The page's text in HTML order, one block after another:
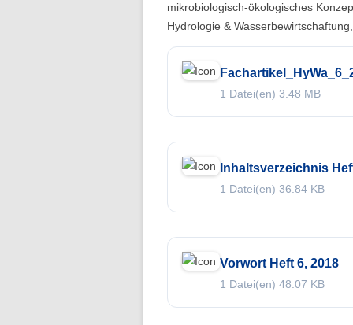
Folge 9 – Internationale Kommission
Folge 8 – Oeschger-Zentrum für
Folge 6 – Starkregen und Sturzfluten
Hydrologie
Folge 3 – Schneehydrologie
mikrobiologisch-ökologisches
Hydrologie &
1 Datei(en) 3.48 MB
Inhaltsverzeichnis
1 Datei(en) 36.84 KB
Vorwort Heft 6, 2018
1 Datei(en) 48.07 KB